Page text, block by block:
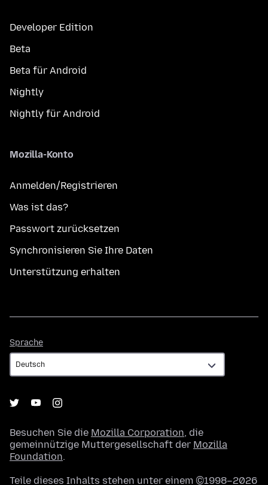
Developer Edition
Beta
Beta für Android
Nightly
Nightly für Android
Mozilla-Konto
Anmelden/Registrieren
Was ist das?
Passwort zurücksetzen
Synchronisieren Sie Ihre Daten
Unterstützung erhalten
Sprache
Besuchen Sie die Mozilla Corporation, die
gemeinnützige Muttergesellschaft der Mozilla
Foundation.
Teile dieses Inhalts stehen unter einem ©1998–2026